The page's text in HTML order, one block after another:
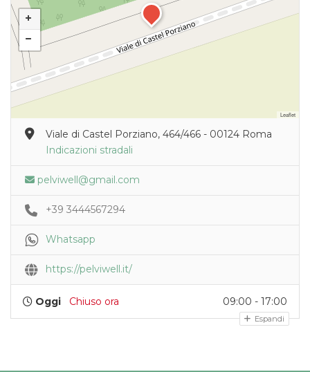
Leaflet
Viale di Castel Porziano, 464/466 - 00124 Roma
Indicazioni stradali
pelviwell@gmail.com
+39 3444567294
Whatsapp
https://pelviwell.it/
Oggi Chiuso ora 09:00 - 17:00
Espandi